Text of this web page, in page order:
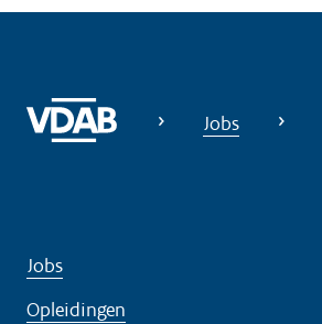
Jobs
Jobs
Opleidingen